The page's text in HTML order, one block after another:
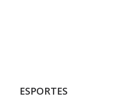
ESPORTES